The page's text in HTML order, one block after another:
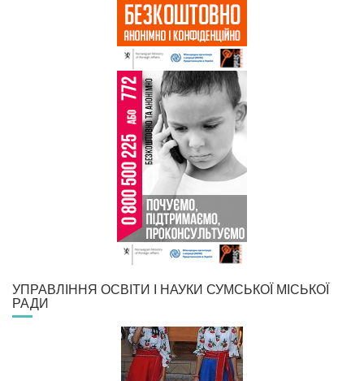
УПРАВЛІННЯ ОСВІТИ І НАУКИ СУМСЬКОЇ МІСЬКОЇ
РАДИ